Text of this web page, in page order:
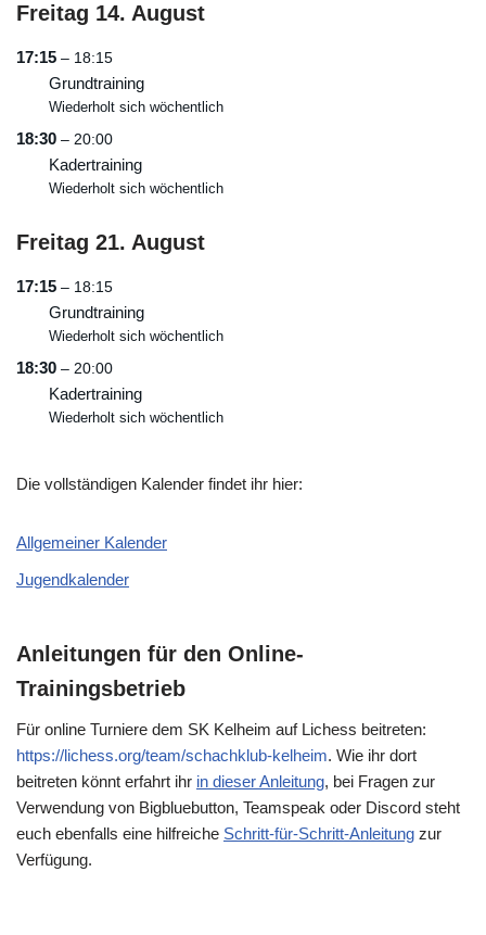
Freitag 14. August
17:15 – 18:15
Grundtraining
Wiederholt sich wöchentlich
18:30 – 20:00
Kadertraining
Wiederholt sich wöchentlich
Freitag 21. August
17:15 – 18:15
Grundtraining
Wiederholt sich wöchentlich
18:30 – 20:00
Kadertraining
Wiederholt sich wöchentlich
Die vollständigen Kalender findet ihr hier:
Allgemeiner Kalender
Jugendkalender
Anleitungen für den Online-
Trainingsbetrieb
Für online Turniere dem SK Kelheim auf Lichess beitreten:
https://lichess.org/team/schachklub-kelheim. Wie ihr dort
beitreten könnt erfahrt ihr in dieser Anleitung, bei Fragen zur
Verwendung von Bigbluebutton, Teamspeak oder Discord steht
euch ebenfalls eine hilfreiche Schritt-für-Schritt-Anleitung zur
Verfügung.